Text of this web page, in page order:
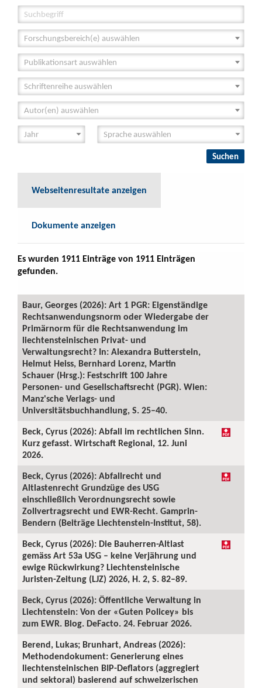
Forschungsbereich(e) auswählen
Publikationsart auswählen
Schriftenreihe auswählen
Autor(en) auswählen
Webseitenresultate anzeigen
Dokumente anzeigen
Es wurden 1911 Einträge von 1911 Einträgen
gefunden.
Baur, Georges (2026): Art 1 PGR: Eigenständige
Rechtsanwendungsnorm oder Wiedergabe der
Primärnorm für die Rechtsanwendung im
liechtensteinischen Privat- und
Verwaltungsrecht? In: Alexandra Butterstein,
Helmut Heiss, Bernhard Lorenz, Martin
Schauer (Hrsg.): Festschrift 100 Jahre
Personen- und Gesellschaftsrecht (PGR). Wien:
Manz'sche Verlags- und
Universitätsbuchhandlung, S. 25–40.
Beck, Cyrus (2026): Abfall im rechtlichen Sinn.
Kurz gefasst. Wirtschaft Regional, 12. Juni
2026.
Beck, Cyrus (2026): Abfallrecht und
Altlastenrecht Grundzüge des USG
einschließlich Verordnungsrecht sowie
Zollvertragsrecht und EWR-Recht. Gamprin-
Bendern (Beiträge Liechtenstein-Institut, 58).
Beck, Cyrus (2026): Die Bauherren-Altlast
gemäss Art 53a USG – keine Verjährung und
ewige Rückwirkung? Liechtensteinische
Juristen-Zeitung (LJZ) 2026, H. 2, S. 82–89.
Beck, Cyrus (2026): Öffentliche Verwaltung in
Liechtenstein: Von der «Guten Policey» bis
zum EWR. Blog. DeFacto. 24. Februar 2026.
Berend, Lukas; Brunhart, Andreas (2026):
Methodendokument: Generierung eines
liechtensteinischen BIP-Deflators (aggregiert
und sektoral) basierend auf schweizerischen